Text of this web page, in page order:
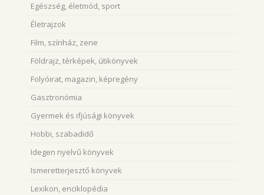
Egészség, életmód, sport
Életrajzok
Film, színház, zene
Földrajz, térképek, útikönyvek
Folyóirat, magazin, képregény
Gasztronómia
Gyermek és ifjúsági könyvek
Hobbi, szabadidő
Idegen nyelvű könyvek
Ismeretterjesztő könyvek
Lexikon, enciklopédia